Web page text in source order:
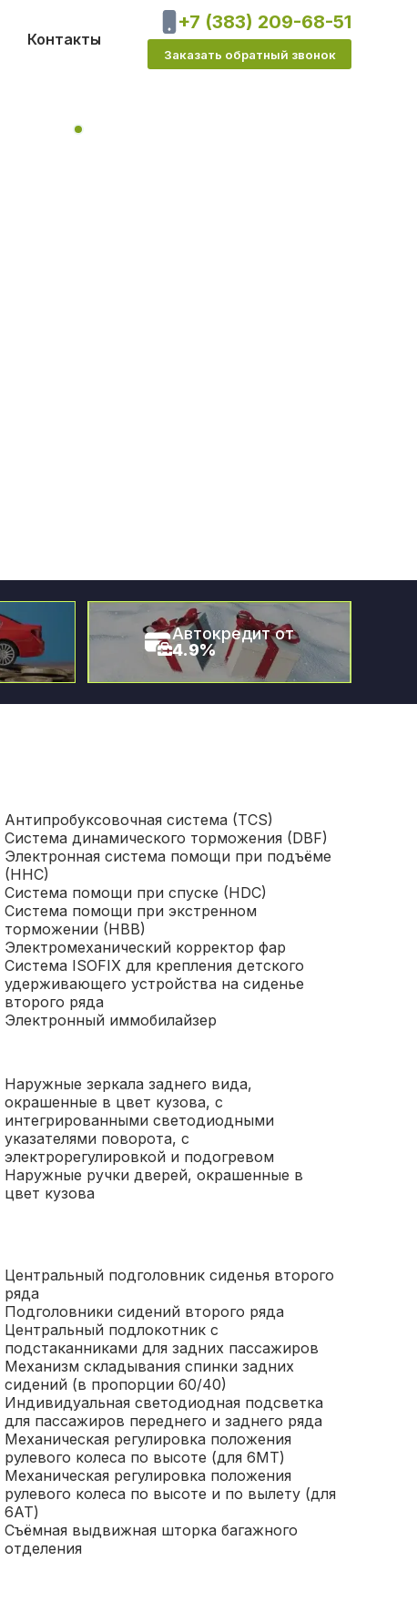
Контакты
+7 (383) 209-68-51
Заказать обратный звонок
Автокредит от
4.9%
Антипробуксовочная система (TCS)
Система динамического торможения (DBF)
Электронная система помощи при подъёме
(HHC)
Система помощи при спуске (HDC)
Система помощи при экстренном
торможении (HBB)
Электромеханический корректор фар
Система ISOFIX для крепления детского
удерживающего устройства на сиденье
второго ряда
Электронный иммобилайзер
Наружные зеркала заднего вида,
окрашенные в цвет кузова, с
интегрированными светодиодными
указателями поворота, с
электрорегулировкой и подогревом
Наружные ручки дверей, окрашенные в
цвет кузова
Центральный подголовник сиденья второго
ряда
Подголовники сидений второго ряда
Центральный подлокотник с
подстаканниками для задних пассажиров
Механизм складывания спинки задних
сидений (в пропорции 60/40)
Индивидуальная светодиодная подсветка
для пассажиров переднего и заднего ряда
Механическая регулировка положения
рулевого колеса по высоте (для 6МТ)
Механическая регулировка положения
рулевого колеса по высоте и по вылету (для
6АТ)
Съёмная выдвижная шторка багажного
отделения